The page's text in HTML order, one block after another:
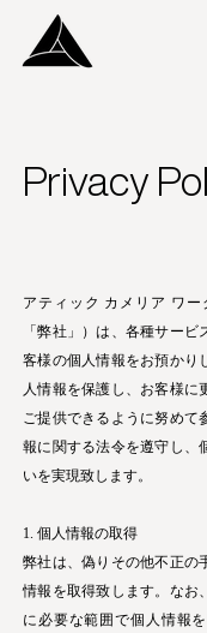
Privacy
アティック カメリア ワー
「弊社」）は、各種サービ
客様の個人情報をお預かり
人情報を保護し、お客様に
ご提供できるように努めて
報に関する法令を遵守し、
いを実現致します。
1. 個人情報の取得
弊社は、偽りその他不正の
情報を取得致します。なお
に必要な範囲で個人情報